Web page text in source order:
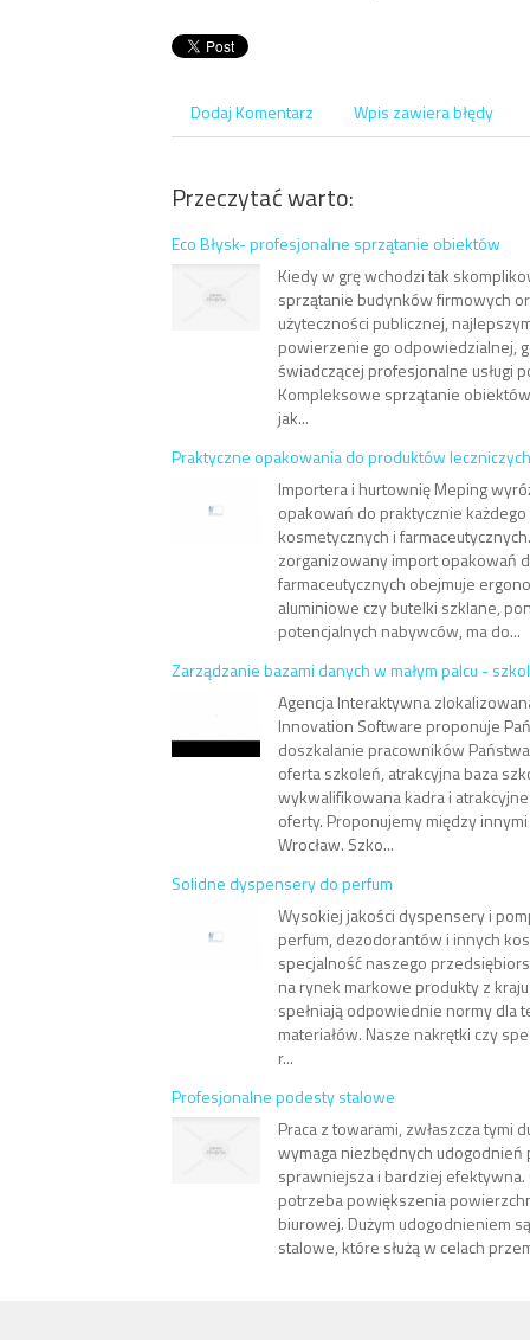
Dodaj Komentarz Wpis zawiera błędy
Przeczytać warto:
Eco Błysk- profesjonalne sprzątanie obiektów
Kiedy w grę wchodzi tak
sprzątanie budynków firmowych
użyteczności publicznej,
powierzenie go odpowiedzialnej,
świadczącej profesjonalne usługi
Kompleksowe sprzątanie
jak...
Praktyczne opakowania do produktów leczniczych
Importera i hurtownię Meping
opakowań do praktycznie
kosmetycznych i
zorganizowany import opakowań
farmaceutycznych obejmuje
aluminiowe czy butelki szklane,
potencjalnych nabywców, ma do...
Zarządzanie bazami danych w małym palcu -
Agencja Interaktywna
Innovation Software proponuje
doszkalanie pracowników
oferta szkoleń, atrakcyjna baza
wykwalifikowana kadra i
oferty. Proponujemy między
Wrocław. Szko...
Solidne dyspensery do perfum
Wysokiej jakości dyspensery i
perfum, dezodorantów i innych
specjalność naszego
na rynek markowe produkty z
spełniają odpowiednie normy dla
materiałów. Nasze nakrętki czy
r...
Profesjonalne podesty stalowe
Praca z towarami, zwłaszcza tymi
wymaga niezbędnych udogodnień
sprawniejsza i bardziej efektywna.
potrzeba powiększenia
biurowej. Dużym udogodnieniem
stalowe, które służą w celach